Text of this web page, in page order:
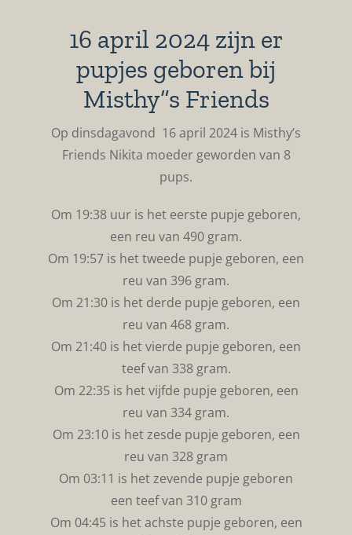
16 april 2024 zijn er
pupjes geboren bij
Misthy”s Friends
Op dinsdagavond 16 april 2024 is Misthy’s
Friends Nikita moeder geworden van 8
pups.
Om 19:38 uur is het eerste pupje geboren,
een reu van 490 gram.
Om 19:57 is het tweede pupje geboren, een
reu van 396 gram.
Om 21:30 is het derde pupje geboren, een
reu van 468 gram.
Om 21:40 is het vierde pupje geboren, een
teef van 338 gram.
Om 22:35 is het vijfde pupje geboren, een
reu van 334 gram.
Om 23:10 is het zesde pupje geboren, een
reu van 328 gram
Om 03:11 is het zevende pupje geboren
een teef van 310 gram
Om 04:45 is het achste pupje geboren, een